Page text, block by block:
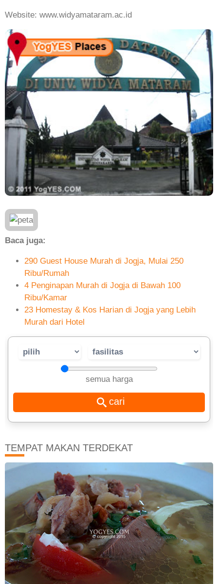
Website: www.widyamataram.ac.id
Baca juga:
290 Guest House Murah di Jogja, Mulai 250
Ribu/Rumah
4 Penginapan Murah di Jogja di Bawah 100
Ribu/Kamar
23 Homestay & Kos Harian di Jogja yang Lebih
Murah dari Hotel
semua harga
TEMPAT MAKAN TERDEKAT